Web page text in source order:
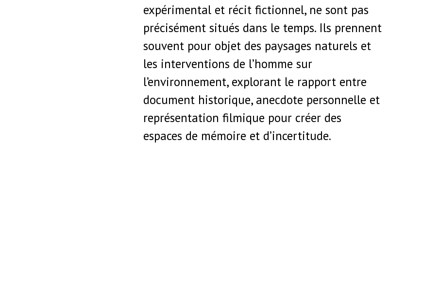
expérimental et récit fictionnel, ne sont pas
précisément situés dans le temps. Ils prennent
souvent pour objet des paysages naturels et
les interventions de l’homme sur
l’environnement, explorant le rapport entre
document historique, anecdote personnelle et
représentation filmique pour créer des
espaces de mémoire et d’incertitude.